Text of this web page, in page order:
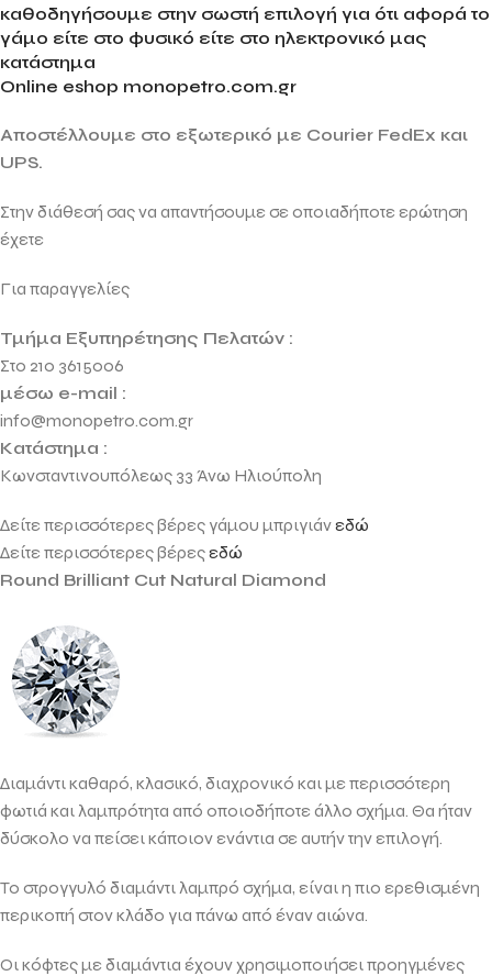
καθοδηγήσουμε στην σωστή επιλογή για ότι αφορά το
γάμο είτε στο φυσικό είτε στο ηλεκτρονικό μας
κατάστημα
Online eshop monopetro.com.gr
Αποστέλλουμε στο εξωτερικό με Courier FedEx και
UPS.
Στην διάθεσή σας να απαντήσουμε σε οποιαδήποτε ερώτηση
έχετε
Για παραγγελίες
Τμήμα Εξυπηρέτησης Πελατών :
Στο 210 3615006
μέσω e-mail :
info@monopetro.com.gr
Κατάστημα :
Κωνσταντινουπόλεως 33 Άνω Ηλιούπολη
Δείτε περισσότερες βέρες γάμου μπριγιάνεδώ
Δείτε περισσότερες βέρεςεδώ
Round Brilliant Cut Natural Diamond
Διαμάντι καθαρό, κλασικό, διαχρονικό και με περισσότερη
φωτιά και λαμπρότητα από οποιοδήποτε άλλο σχήμα. Θα ήταν
δύσκολο να πείσει κάποιον ενάντια σε αυτήν την επιλογή.
Το στρογγυλό διαμάντι λαμπρό σχήμα, είναι η πιο ερεθισμένη
περικοπή στον κλάδο για πάνω από έναν αιώνα.
Οι κόφτες με διαμάντια έχουν χρησιμοποιήσει προηγμένες